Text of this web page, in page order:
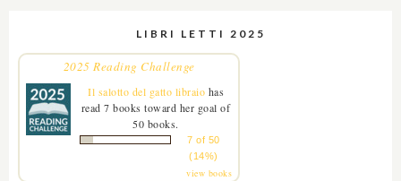
LIBRI LETTI 2025
2025 Reading Challenge
Il salotto del gatto libraio has
read 7 books toward her goal of
50 books.
7 of 50
(14%)
view books